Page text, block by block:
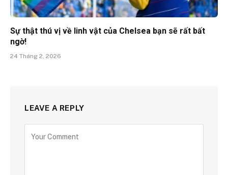
Sự thật thú vị về linh vật của Chelsea bạn sẽ rất bất
ngờ!
24 Tháng 2, 2026
LEAVE A REPLY